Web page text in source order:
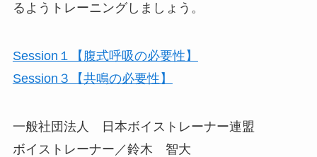
るようトレーニングしましょう。
Session１【腹式呼吸の必要性】
Session３【共鳴の必要性】
一般社団法人 日本ボイストレーナー連盟
ボイストレーナー／鈴木 智大